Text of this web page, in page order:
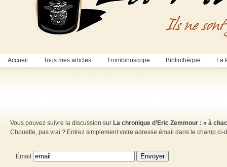
Accueil Tous mes articles Trombinoscope Bibliothèque La
Vous pouvez suivre la discussion sur La chronique d’Eric Zemmour : « à
Chouette, pas vrai ? Entrez simplement votre adresse émail dans le champ ci-
Émail